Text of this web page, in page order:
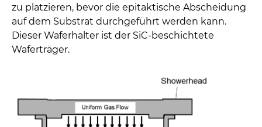
zu platzieren, bevor die epitaktische Abscheidung
auf dem Substrat durchgeführt werden kann.
Dieser Waferhalter ist der SiC-beschichtete
Waferträger.